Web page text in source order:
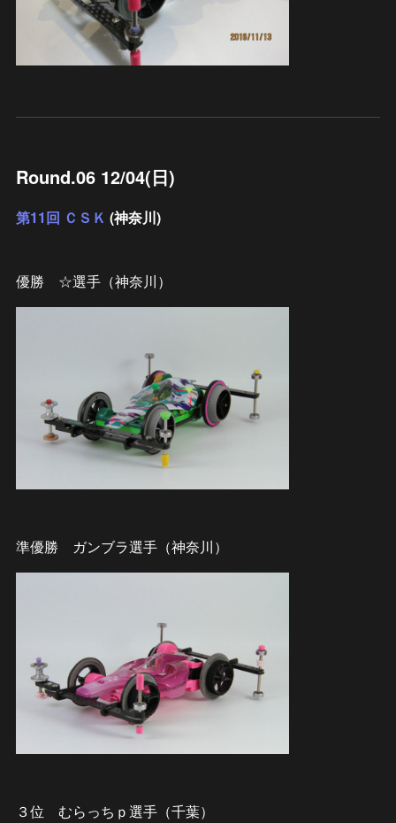
Round.06 12/04(日)
第11回 ＣＳＫ (神奈川)
優勝 ☆選手（神奈川）
準優勝 ガンブラ選手（神奈川）
３位 むらっちｐ選手（千葉）